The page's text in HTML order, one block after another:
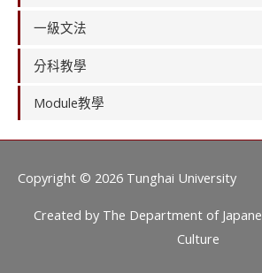
一級文法
分科教學
Module教學
Copyright © 2026 Tunghai University
Created by The Department of
Culture